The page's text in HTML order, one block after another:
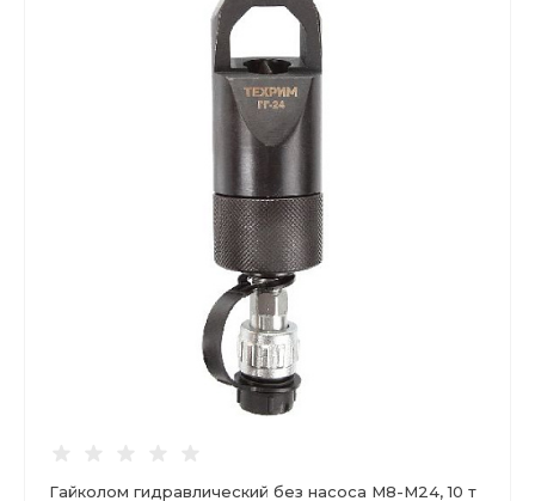
Гайколом гидравлический без насоса М8-М24, 10 т